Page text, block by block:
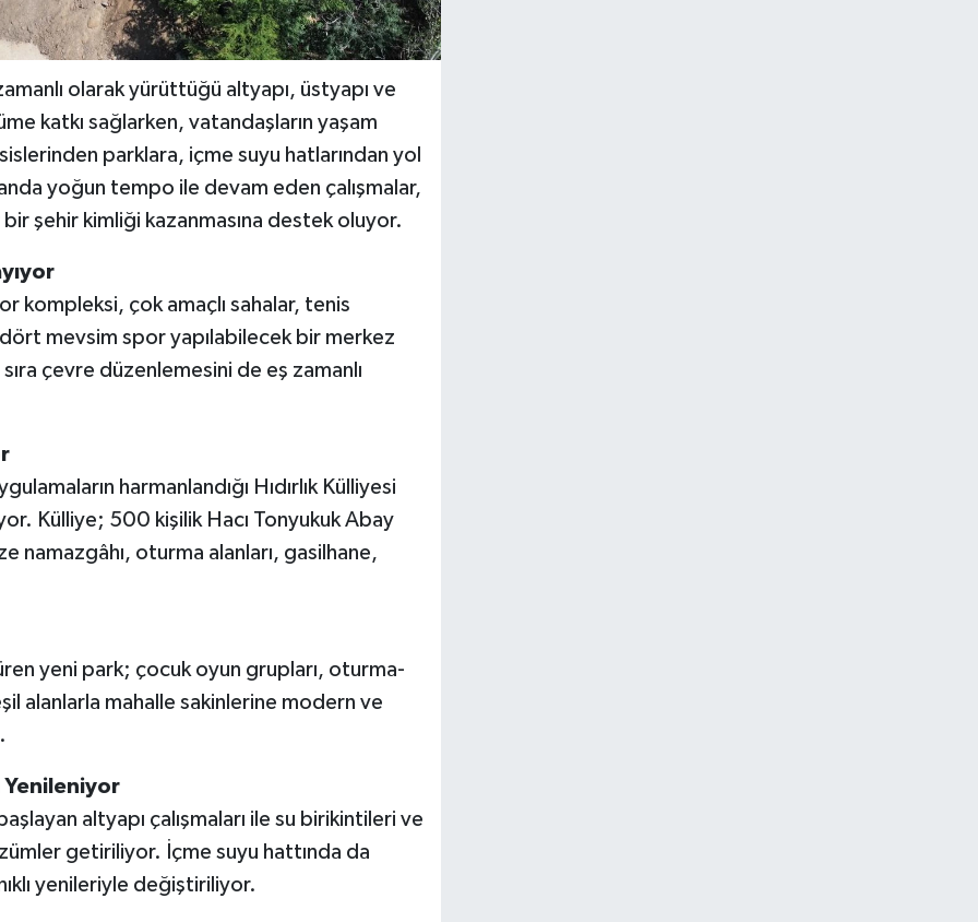
olarak yürüttüğü altyapı, üstyapı ve
katkı sağlarken, vatandaşların yaşam
parklara, içme suyu hatlarından yol
yoğun tempo ile devam eden çalışmalar,
şehir kimliği kazanmasına destek oluyor.
kompleksi, çok amaçlı sahalar, tenis
mevsim spor yapılabilecek bir merkez
çevre düzenlemesini de eş zamanlı
harmanlandığı Hıdırlık Külliyesi
Külliye; 500 kişilik Hacı Tonyukuk Abay
namazgâhı, oturma alanları, gasilhane,
yeni park; çocuk oyun grupları, oturma-
alanlarla mahalle sakinlerine modern ve
Yenileniyor
altyapı çalışmaları ile su birikintileri ve
getiriliyor. İçme suyu hattında da
yenileriyle değiştiriliyor.